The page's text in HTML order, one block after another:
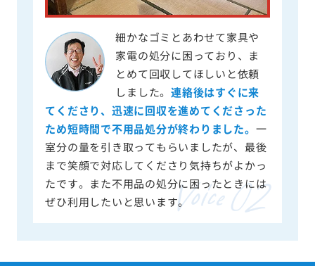
細かなゴミとあわせて家具や
家電の処分に困っており、ま
とめて回収してほしいと依頼
しました。連絡後はすぐに来
てくださり、迅速に回収を進めてくださった
ため短時間で不用品処分が終わりました。 一
室分の量を引き取ってもらいましたが、最後
まで笑顔で対応してくださり気持ちがよかっ
たです。また不用品の処分に困ったときには
ぜひ利用したいと思います。